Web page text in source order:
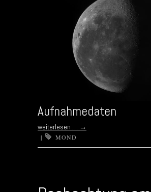
Aufnahmedaten
weiterlesen … →
| MOND